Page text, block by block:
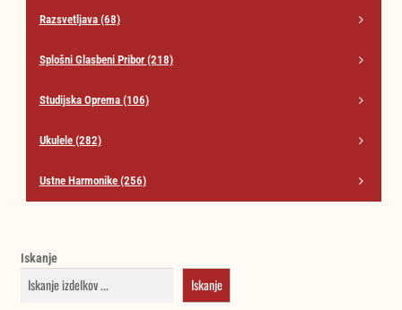
Razsvetljava (68)
Splošni Glasbeni Pribor (218)
Studijska Oprema (106)
Ukulele (282)
Ustne Harmonike (256)
Iskanje
Iskanje